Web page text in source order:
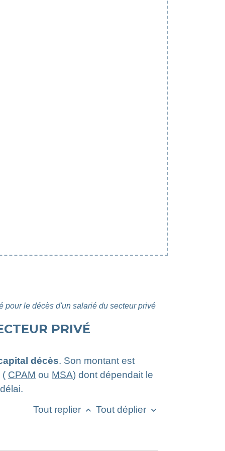
pour le décès d'un salarié du secteur privé
PRIVÉ
décès. Son montant est
( CPAM ou MSA) dont dépendait le
Tout replier keyboard_arrow_up Tout déplier keyboard_arrow_down